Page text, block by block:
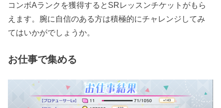
コンボAランクを獲得するとSRレッスンチケットがもら
えます。腕に自信のある方は積極的にチャレンジしてみ
てはいかがでしょうか。
お仕事で集める